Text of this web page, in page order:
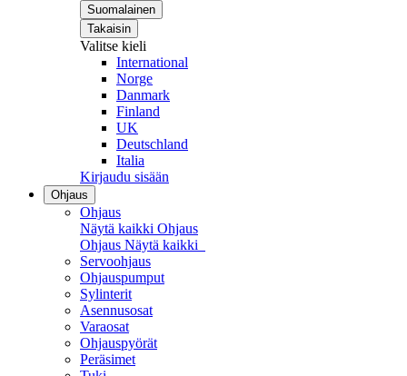
Suomalainen
Takaisin
Valitse kieli
International
Norge
Danmark
Finland
UK
Deutschland
Italia
Kirjaudu sisään
Ohjaus
Ohjaus
Näytä kaikki Ohjaus
Ohjaus Näytä kaikki
Servoohjaus
Ohjauspumput
Sylinterit
Asennusosat
Varaosat
Ohjauspyörät
Peräsimet